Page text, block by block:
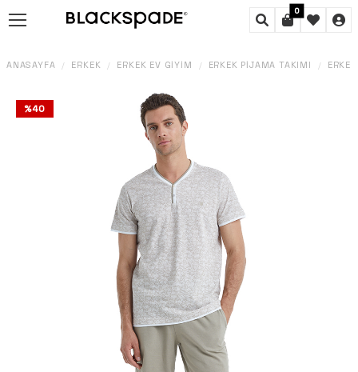
0
ANASAYFA / ERKEK / ERKEK EV GIYIM / ERKEK PIJAMA TAKIMI /
%40